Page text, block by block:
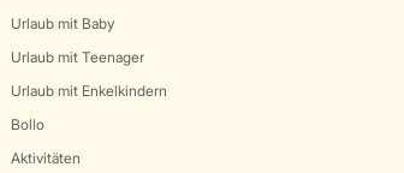
Urlaub mit Baby
Urlaub mit Teenager
Urlaub mit Enkelkindern
Bollo
Aktivitäten